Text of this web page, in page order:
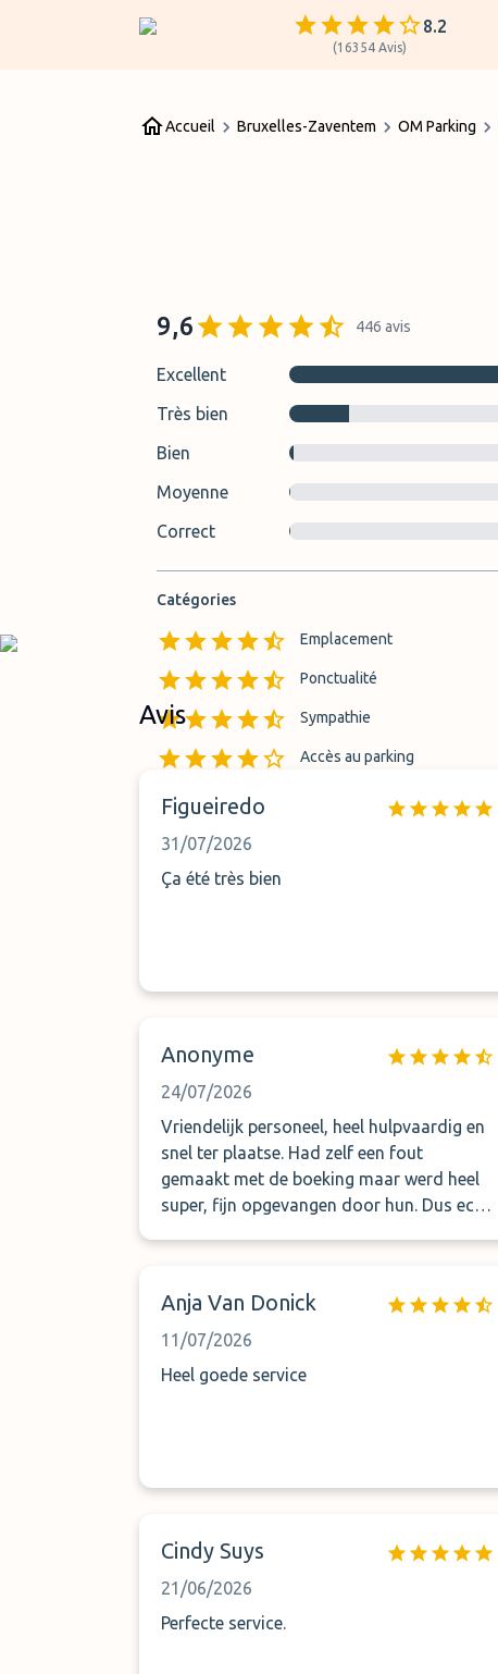
8.2
(16354 Avis)
Accueil Bruxelles-Zaventem OM Parking
9,6 446 avis
Excellent
Très bien
Bien
Moyenne
Correct
Catégories
Emplacement
Ponctualité
Sympathie
Accès au parking
Avis
Figueiredo
31/07/2026
Ça été très bien
Anonyme
24/07/2026
Vriendelijk personeel, heel hulpvaardig en
snel ter plaatse. Had zelf een fout
gemaakt met de boeking maar werd heel
super, fijn opgevangen door hun. Dus echt
Anja Van Donick
11/07/2026
Heel goede service
Cindy Suys
21/06/2026
Perfecte service.